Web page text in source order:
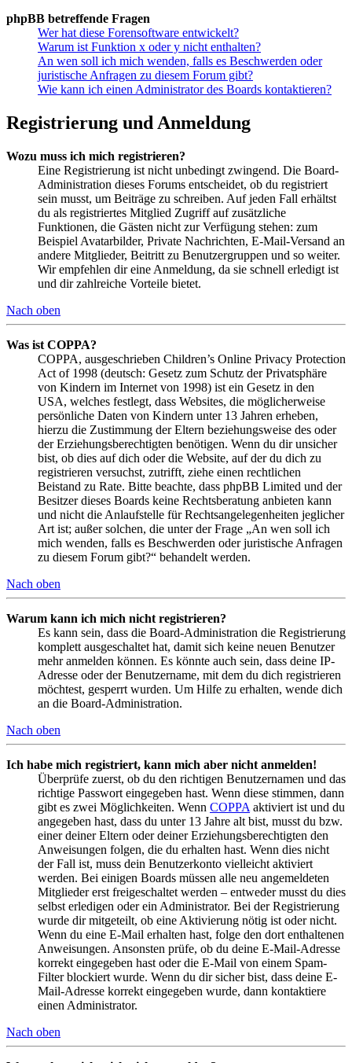
phpBB betreffende Fragen
Wer hat diese Forensoftware entwickelt?
Warum ist Funktion x oder y nicht enthalten?
An wen soll ich mich wenden, falls es Beschwerden oder
juristische Anfragen zu diesem Forum gibt?
Wie kann ich einen Administrator des Boards kontaktieren?
Registrierung und Anmeldung
Wozu muss ich mich registrieren?
Eine Registrierung ist nicht unbedingt zwingend. Die Board-
Administration dieses Forums entscheidet, ob du registriert
sein musst, um Beiträge zu schreiben. Auf jeden Fall erhältst
du als registriertes Mitglied Zugriff auf zusätzliche
Funktionen, die Gästen nicht zur Verfügung stehen: zum
Beispiel Avatarbilder, Private Nachrichten, E-Mail-Versand an
andere Mitglieder, Beitritt zu Benutzergruppen und so weiter.
Wir empfehlen dir eine Anmeldung, da sie schnell erledigt ist
und dir zahlreiche Vorteile bietet.
Nach oben
Was ist COPPA?
COPPA, ausgeschrieben Children’s Online Privacy Protection
Act of 1998 (deutsch: Gesetz zum Schutz der Privatsphäre
von Kindern im Internet von 1998) ist ein Gesetz in den
USA, welches festlegt, dass Websites, die möglicherweise
persönliche Daten von Kindern unter 13 Jahren erheben,
hierzu die Zustimmung der Eltern beziehungsweise des oder
der Erziehungsberechtigten benötigen. Wenn du dir unsicher
bist, ob dies auf dich oder die Website, auf der du dich zu
registrieren versuchst, zutrifft, ziehe einen rechtlichen
Beistand zu Rate. Bitte beachte, dass phpBB Limited und der
Besitzer dieses Boards keine Rechtsberatung anbieten kann
und nicht die Anlaufstelle für Rechtsangelegenheiten jeglicher
Art ist; außer solchen, die unter der Frage „An wen soll ich
mich wenden, falls es Beschwerden oder juristische Anfragen
zu diesem Forum gibt?“ behandelt werden.
Nach oben
Warum kann ich mich nicht registrieren?
Es kann sein, dass die Board-Administration die Registrierung
komplett ausgeschaltet hat, damit sich keine neuen Benutzer
mehr anmelden können. Es könnte auch sein, dass deine IP-
Adresse oder der Benutzername, mit dem du dich registrieren
möchtest, gesperrt wurden. Um Hilfe zu erhalten, wende dich
an die Board-Administration.
Nach oben
Ich habe mich registriert, kann mich aber nicht anmelden!
Überprüfe zuerst, ob du den richtigen Benutzernamen und das
richtige Passwort eingegeben hast. Wenn diese stimmen, dann
gibt es zwei Möglichkeiten. Wenn COPPA aktiviert ist und du
angegeben hast, dass du unter 13 Jahre alt bist, musst du bzw.
einer deiner Eltern oder deiner Erziehungsberechtigten den
Anweisungen folgen, die du erhalten hast. Wenn dies nicht
der Fall ist, muss dein Benutzerkonto vielleicht aktiviert
werden. Bei einigen Boards müssen alle neu angemeldeten
Mitglieder erst freigeschaltet werden – entweder musst du dies
selbst erledigen oder ein Administrator. Bei der Registrierung
wurde dir mitgeteilt, ob eine Aktivierung nötig ist oder nicht.
Wenn du eine E-Mail erhalten hast, folge den dort enthaltenen
Anweisungen. Ansonsten prüfe, ob du deine E-Mail-Adresse
korrekt eingegeben hast oder die E-Mail von einem Spam-
Filter blockiert wurde. Wenn du dir sicher bist, dass deine E-
Mail-Adresse korrekt eingegeben wurde, dann kontaktiere
einen Administrator.
Nach oben